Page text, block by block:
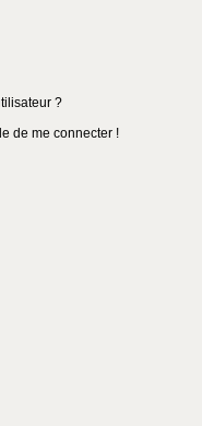
?
de me connecter !